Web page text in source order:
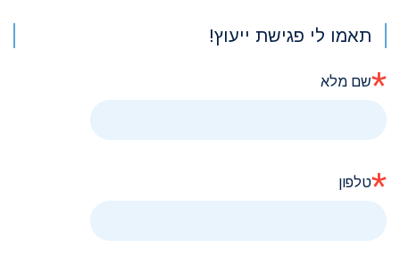
תאמו לי פגישת ייעוץ!
שם מלא*
טלפון*